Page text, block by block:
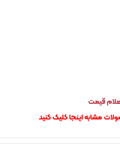
قیمت
مشابه اینجا کلیک کنید